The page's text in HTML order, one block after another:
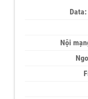
Data:
Nội